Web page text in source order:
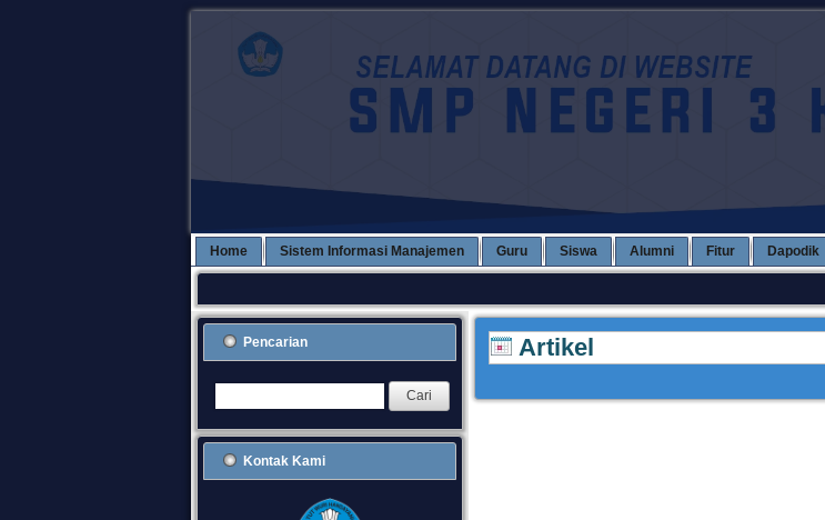
Home Sistem Informasi Manajemen Guru Siswa Alumni Fitur Dapodik
Pencarian
Kontak Kami
Artikel